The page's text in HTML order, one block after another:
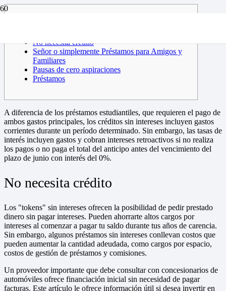
No necesita crédito
Señor o simplemente Préstamos para Amigos y
Familiares
Pausas de cero aspiraciones
Préstamos
A diferencia de los préstamos estudiantiles, que requieren el pago de
ambos gastos principales, los créditos sin intereses incluyen gastos
corrientes durante un período determinado. Sin embargo, las tasas de
interés incluyen gastos y cobran intereses retroactivos si no realiza
los pagos o no paga el total del anticipo antes del vencimiento del
plazo de junio con interés del 0%.
No necesita crédito
Los "tokens" sin intereses ofrecen la posibilidad de pedir prestado
dinero sin pagar intereses. Pueden ahorrarte altos cargos por
intereses al comenzar a pagar tu saldo durante tus años de carencia.
Sin embargo, algunos préstamos sin intereses conllevan costos que
pueden aumentar la cantidad adeudada, como cargos por espacio,
costos de gestión de préstamos y comisiones.
Un proveedor importante que debe consultar con concesionarios de
automóviles ofrece financiación inicial sin necesidad de pagar
facturas. Este artículo le ofrece información útil si desea invertir en